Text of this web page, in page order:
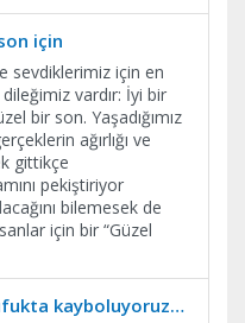
için
sevdiklerimiz için en
vardır: İyi bir
bir son. Yaşadığımız
ağırlığı ve
gittikçe
pekiştiriyor
bilemesek de
için bir “Güzel
kayboluyoruz…